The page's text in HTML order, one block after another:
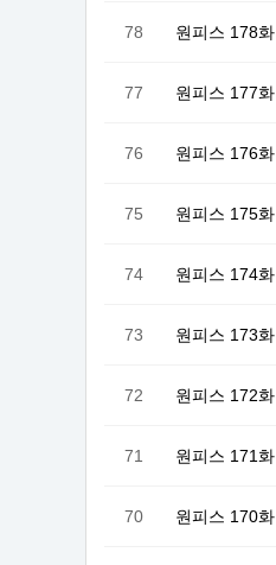
78 원피스 178화
77 원피스 177화
76 원피스 176화
75 원피스 175화
74 원피스 174화
73 원피스 173화
72 원피스 172화
71 원피스 171화
70 원피스 170화